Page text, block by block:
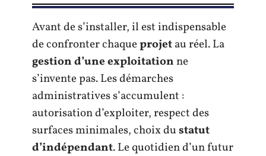
Avant de s’installer, il est indispensable
de confronter chaqueprojetau réel. La
gestion d’une exploitationne
s’invente pas. Les démarches
administratives s’accumulent :
autorisation d’exploiter, respect des
surfaces minimales, choix dustatut
d’indépendant. Le quotidien d’un futur